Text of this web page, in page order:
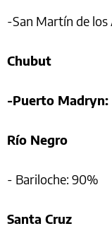
-San Martín de los
Chubut
-Puerto
Río Negro
- Bariloche: 90%
Santa Cruz